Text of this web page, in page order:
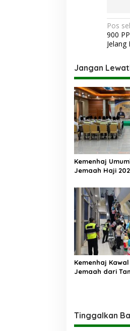
N
a
i
g
a
s
i
p
o
s
Pos
900
Jelang
Jangan
Kemenhaj
Jemaah Haji
Kemenhaj
Jemaah dari
Tinggalkan